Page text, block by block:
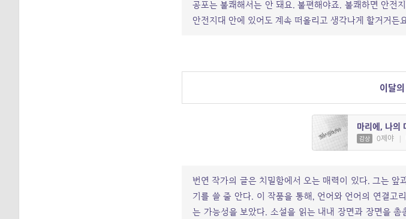
공포는 불쾌해서는 안 돼요. 불편해야죠. 불쾌하면 안전
안전지대 안에 있어도 계속 떠올리고 생각나게 할거거든
이달
마리에, 나의
감상 0제야 |
번연 작가의 글은 치밀함에서 오는 매력이 있다. 그는
기를 쓸 줄 안다. 이 작품을 통해, 언어와 언어의 연결고
는 가능성을 보았다. 소설을 읽는 내내 장면과 장면을